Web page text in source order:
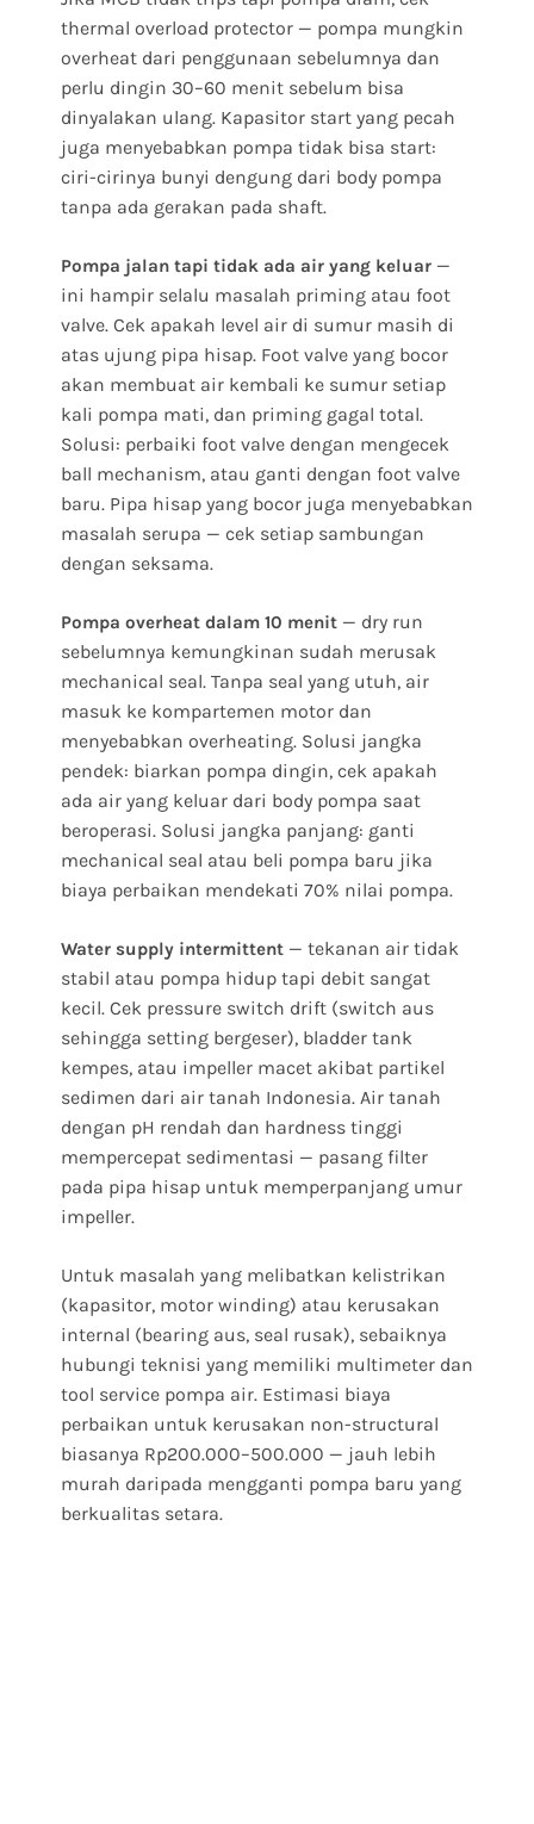
thermal overload protector — pompa mungkin
overheat dari penggunaan sebelumnya dan
perlu dingin 30–60 menit sebelum bisa
dinyalakan ulang. Kapasitor start yang pecah
juga menyebabkan pompa tidak bisa start:
ciri-cirinya bunyi dengung dari body pompa
tanpa ada gerakan pada shaft.
Pompa jalan tapi tidak ada air yang keluar —
ini hampir selalu masalah priming atau foot
valve. Cek apakah level air di sumur masih di
atas ujung pipa hisap. Foot valve yang bocor
akan membuat air kembali ke sumur setiap
kali pompa mati, dan priming gagal total.
Solusi: perbaiki foot valve dengan mengecek
ball mechanism, atau ganti dengan foot valve
baru. Pipa hisap yang bocor juga menyebabkan
masalah serupa — cek setiap sambungan
dengan seksama.
Pompa overheat dalam 10 menit — dry run
sebelumnya kemungkinan sudah merusak
mechanical seal. Tanpa seal yang utuh, air
masuk ke kompartemen motor dan
menyebabkan overheating. Solusi jangka
pendek: biarkan pompa dingin, cek apakah
ada air yang keluar dari body pompa saat
beroperasi. Solusi jangka panjang: ganti
mechanical seal atau beli pompa baru jika
biaya perbaikan mendekati 70% nilai pompa.
Water supply intermittent — tekanan air tidak
stabil atau pompa hidup tapi debit sangat
kecil. Cek pressure switch drift (switch aus
sehingga setting bergeser), bladder tank
kempes, atau impeller macet akibat partikel
sedimen dari air tanah Indonesia. Air tanah
dengan pH rendah dan hardness tinggi
mempercepat sedimentasi — pasang filter
pada pipa hisap untuk memperpanjang umur
impeller.
Untuk masalah yang melibatkan kelistrikan
(kapasitor, motor winding) atau kerusakan
internal (bearing aus, seal rusak), sebaiknya
hubungi teknisi yang memiliki multimeter dan
tool service pompa air. Estimasi biaya
perbaikan untuk kerusakan non-structural
biasanya Rp200.000–500.000 — jauh lebih
murah daripada mengganti pompa baru yang
berkualitas setara.